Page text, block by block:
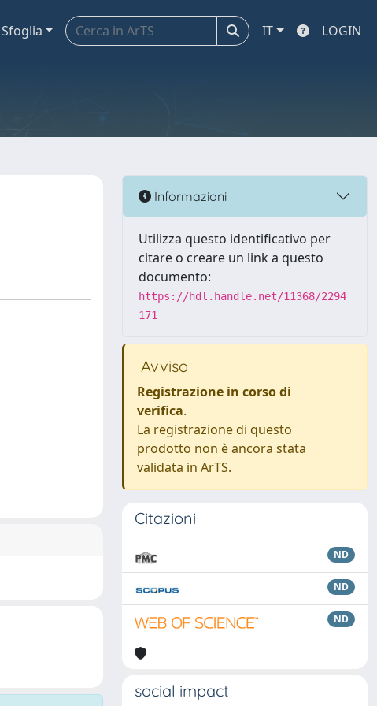
Sfoglia IT LOGIN
Informazioni
Utilizza questo identificativo per
citare o creare un link a questo
documento:
https://hdl.handle.net/11368/2294
171
Avviso
Registrazione in corso di
verifica.
La registrazione di questo
prodotto non è ancora stata
validata in ArTS.
Citazioni
ND
ND
ND
social impact